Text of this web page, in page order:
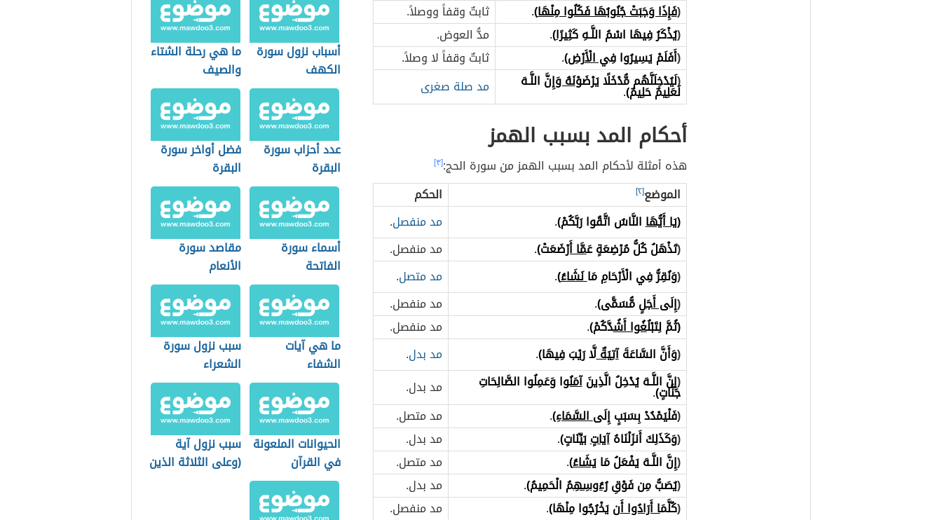
(فَإِذَا وَجَبَتْ جُنُوبُهَا فَكُلُوا مِنْهَا)
.
ثابتٌ وقفاً ووصلاً.
(يُذْكَرُ فِيهَا اسْمُ اللَّـهِ كَثِيرًا)
.
مدُّ العوض.
(أَفَلَمْ يَسِيرُوا فِي الْأَرْضِ).
ثابتٌ وقفاً لا وصلاً.
(لَيُدْخِلَنَّهُم مُّدْخَلًا يَرْضَوْنَهُ وَإِنَّ اللَّـهَ
لَعَلِيمٌ حَلِيمٌ). مد صلة صغرى
أحكام المد بسبب الهمز
هذه أمثلة لأحكام المد بسبب الهمز من سورة الحج:[٣]
الموضع[٢]
الحكم
(يَا أَيُّهَاالنَّاسُ اتَّقُوا رَبَّكُمْ). مد منفصل.
(تَذْهَلُ كُلُّ مُرْضِعَةٍ عَمَّا أَرْضَعَتْ).
مد منفصل.
(وَنُقِرُّ فِي الْأَرْحَامِ مَانَشَاءُ)
. مد متصل.
(إِلَى أَجَلٍ مُّسَمًّى).
مد منفصل.
(ثُمَّ لِتَبْلُغُوا أَشُدَّكُمْ).
مد منفصل.
(وَأَنَّ السَّاعَةَآتِيَةٌلَّا رَيْبَ فِيهَا). مد بدل.
(إِنَّ اللَّـهَ يُدْخِلُ الَّذِينَآمَنُوا وَعَمِلُوا الصَّالِحَاتِ
جَنَّاتٍ).
مد بدل.
(فَلْيَمْدُدْ بِسَبَبٍ إِلَىالسَّمَاءِ).
مد متصل.
(وَكَذَلِكَ أَنزَلْنَاهُآيَاتٍبَيِّنَاتٍ).
مد بدل.
(إِنَّ اللَّـهَ يَفْعَلُ مَايَشَاءُ)
.
مد متصل.
(يُصَبُّ مِن فَوْقِرُءُوسِهِمُ الْحَمِيمُ).
مد بدل.
(كُلَّمَا أَرَادُوا أَن يَخْرُجُوا مِنْهَا).
مد منفصل.
أسباب نزول سورة
الكهف
ما هي رحلة الشتاء
والصيف
عدد أحزاب سورة
البقرة
فضل أواخر سورة
البقرة
أسماء سورة
الفاتحة
مقاصد سورة
الأنعام
ما هي آيات
الشفاء
سبب نزول سورة
الشعراء
الحيوانات الملعونة
في القرآن
سبب نزول آية
(وعلى الثلاثة الذين